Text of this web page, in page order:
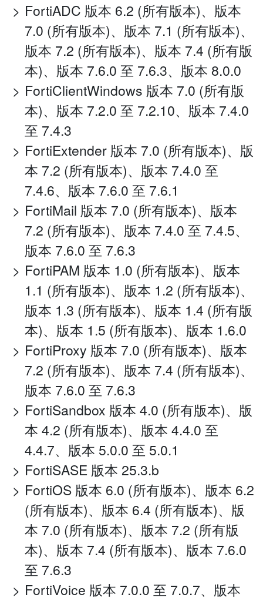
FortiADC 版本 6.2 (所有版本)、版本
7.0 (所有版本)、版本 7.1 (所有版本)、
版本 7.2 (所有版本)、版本 7.4 (所有版
本)、版本 7.6.0 至 7.6.3、版本 8.0.0
FortiClientWindows 版本 7.0 (所有版
本)、版本 7.2.0 至 7.2.10、版本 7.4.0
至 7.4.3
FortiExtender 版本 7.0 (所有版本)、版
本 7.2 (所有版本)、版本 7.4.0 至
7.4.6、版本 7.6.0 至 7.6.1
FortiMail 版本 7.0 (所有版本)、版本
7.2 (所有版本)、版本 7.4.0 至 7.4.5、
版本 7.6.0 至 7.6.3
FortiPAM 版本 1.0 (所有版本)、版本
1.1 (所有版本)、版本 1.2 (所有版本)、
版本 1.3 (所有版本)、版本 1.4 (所有版
本)、版本 1.5 (所有版本)、版本 1.6.0
FortiProxy 版本 7.0 (所有版本)、版本
7.2 (所有版本)、版本 7.4 (所有版本)、
版本 7.6.0 至 7.6.3
FortiSandbox 版本 4.0 (所有版本)、版
本 4.2 (所有版本)、版本 4.4.0 至
4.4.7、版本 5.0.0 至 5.0.1
FortiSASE 版本 25.3.b
FortiOS 版本 6.0 (所有版本)、版本 6.2
(所有版本)、版本 6.4 (所有版本)、版
本 7.0 (所有版本)、版本 7.2 (所有版
本)、版本 7.4 (所有版本)、版本 7.6.0
至 7.6.3
FortiVoice 版本 7.0.0 至 7.0.7、版本